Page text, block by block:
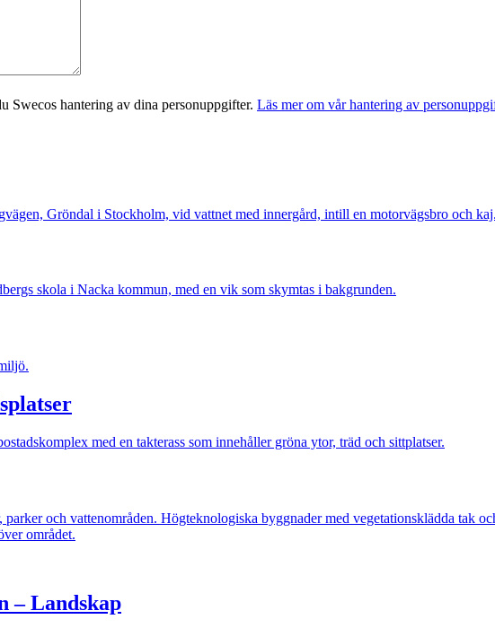
Swecos hantering av dina personuppgifter. Läs mer om vår hantering av
– Landskap